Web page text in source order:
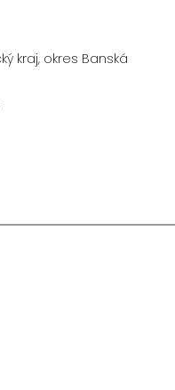
kraj, okres Banská